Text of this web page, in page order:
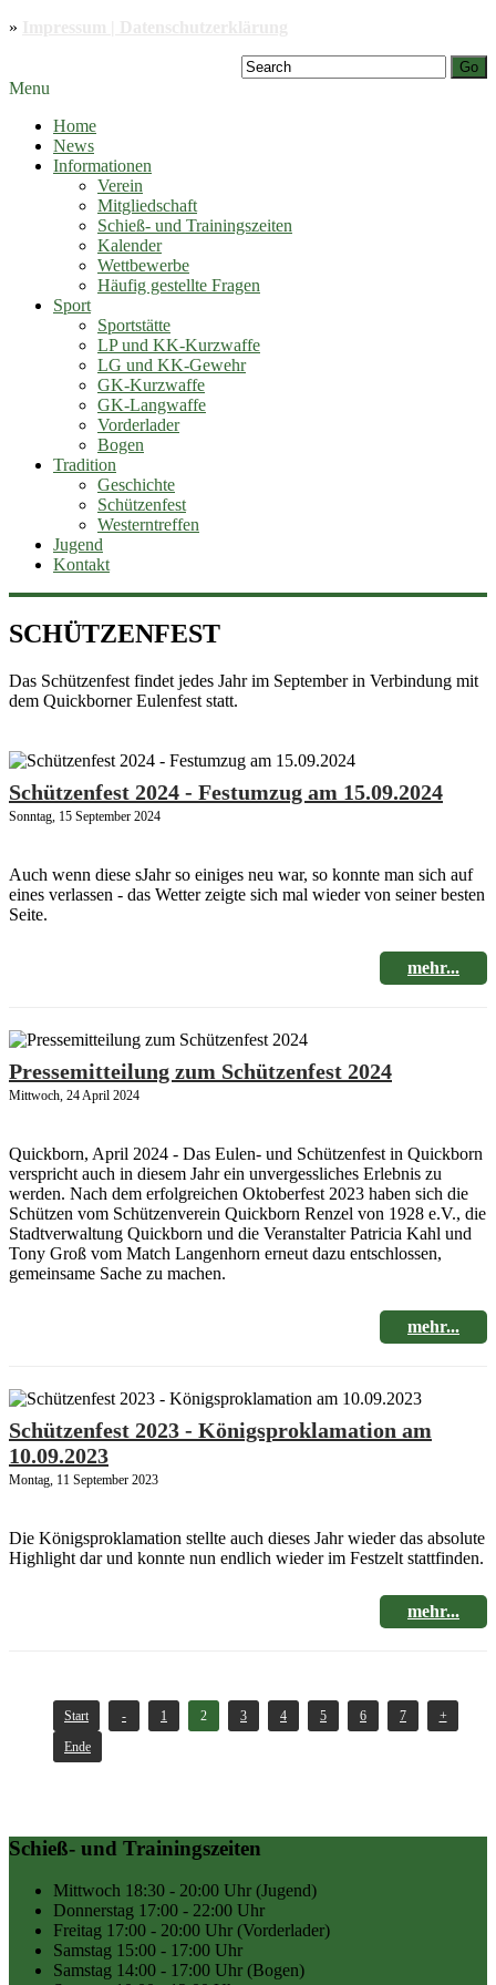
»
Go
Menu
Home
News
Informationen
Verein
Mitgliedschaft
Schieß- und Trainingszeiten
Kalender
Wettbewerbe
Häufig gestellte Fragen
Sport
Sportstätte
LP und KK-Kurzwaffe
LG und KK-Gewehr
GK-Kurzwaffe
GK-Langwaffe
Vorderlader
Bogen
Tradition
Geschichte
Schützenfest
Westerntreffen
Jugend
Kontakt
SCHÜTZENFEST
Das Schützenfest findet jedes Jahr im September in Verbindung mit
dem Quickborner Eulenfest statt.
Schützenfest 2024 - Festumzug am 15.09.2024
Sonntag, 15 September 2024
Auch wenn diese sJahr so einiges neu war, so konnte man sich auf
eines verlassen - das Wetter zeigte sich mal wieder von seiner besten
Seite.
mehr...
Pressemitteilung zum Schützenfest 2024
Mittwoch, 24 April 2024
Quickborn, April 2024 - Das Eulen- und Schützenfest in Quickborn
verspricht auch in diesem Jahr ein unvergessliches Erlebnis zu
werden. Nach dem erfolgreichen Oktoberfest 2023 haben sich die
Schützen vom Schützenverein Quickborn Renzel von 1928 e.V., die
Stadtverwaltung Quickborn und die Veranstalter Patricia Kahl und
Tony Groß vom Match Langenhorn erneut dazu entschlossen,
gemeinsame Sache zu machen.
mehr...
Schützenfest 2023 - Königsproklamation am
10.09.2023
Montag, 11 September 2023
Die Königsproklamation stellte auch dieses Jahr wieder das absolute
Highlight dar und konnte nun endlich wieder im Festzelt stattfinden.
mehr...
Start - 1 2 3 4 5 6 7
+
Ende
Schieß- und Trainingszeiten
Mittwoch 18:30 - 20:00 Uhr (Jugend)
Donnerstag 17:00 - 22:00 Uhr
Freitag 17:00 - 20:00 Uhr (Vorderlader)
Samstag 15:00 - 17:00 Uhr
Samstag 14:00 - 17:00 Uhr (Bogen)